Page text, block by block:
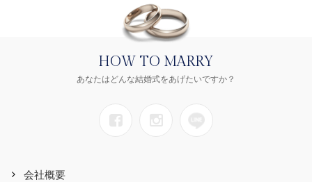
HOW TO MARRY
あなたはどんな結婚式をあげたいですか？
会社概要